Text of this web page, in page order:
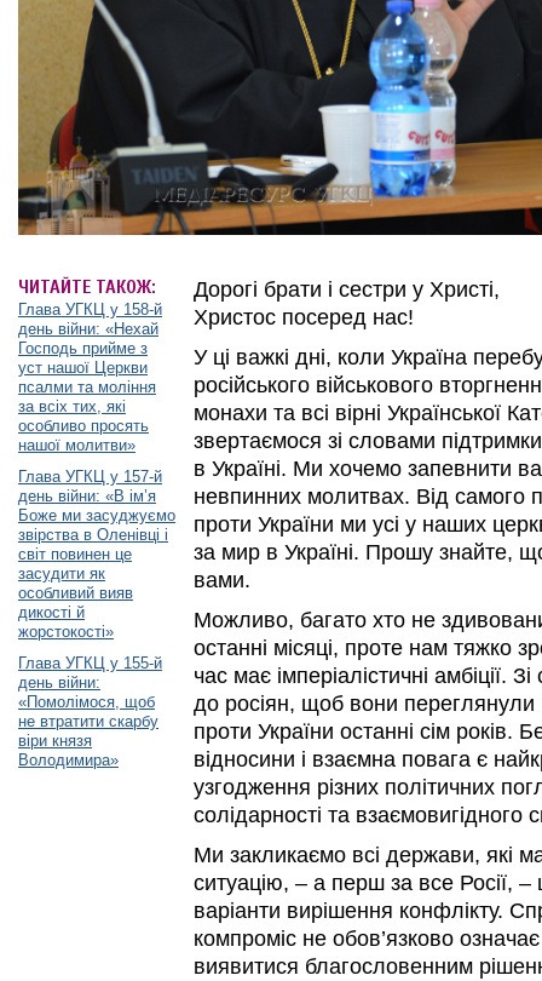
ЧИТАЙТЕ ТАКОЖ:
Глава УГКЦ у 158-й
день війни: «Нехай
Господь прийме з
уст нашої Церкви
псалми та моління
за всіх тих, які
особливо просять
нашої молитви»
Глава УГКЦ у 157-й
день війни: «В ім’я
Боже ми засуджуємо
звірства в Оленівці і
світ повинен це
засудити як
особливий вияв
дикості й
жорстокості»
Глава УГКЦ у 155-й
день війни:
«Помолімося, щоб
не втратити скарбу
віри князя
Володимира»
Дорогі брати і сестри у Христі,
Христос посеред нас!
У ці важкі дні, коли Україна
російського військового
монахи та всі вірні Української
звертаємося зі словами
в Україні. Ми хочемо запевнити
невпинних молитвах. Від самого
проти України ми усі у наших
за мир в Україні. Прошу знайте,
вами.
Можливо, багато хто не
останні місяці, проте нам тяжко
час має імперіалістичні амбіції.
до росіян, щоб вони переглянули
проти України останні сім років.
відносини і взаємна повага є
узгодження різних політичних
солідарності та взаємовигідного
Ми закликаємо всі держави, які
ситуацію, – а перш за все Росії,
варіанти вирішення конфлікту.
компроміс не обов’язково
виявитися благословенним